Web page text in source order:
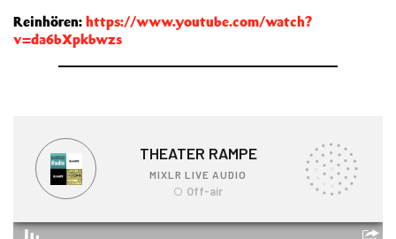
Reinhören: https://www.youtube.com/watch?
v=da6bXpkbwzs